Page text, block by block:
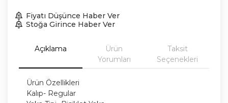
Fiyatı Düşünce Haber Ver
Stoğa Girince Haber Ver
Açıklama
Ürün
Yorumları
Taksit
Seçenekleri
Ürün Özellikleri
Kalıp- Regular